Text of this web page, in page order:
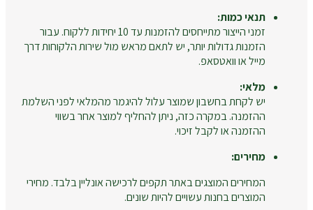
תנאי כמות:
זמני הייצור מתייחסים להזמנות עד 10 יחידות ללקוח. עבור
הזמנות גדולות יותר, יש לתאם מראש מול שירות הלקוחות דרך
מייל או וואטסאפ.
מלאי:
יש לקחת בחשבון שמוצר עלול להיגמר מהמלאי לפני השלמת
ההזמנה. במקרה כזה, ניתן להחליף למוצר אחר בשווי
ההזמנה או לקבל זיכוי.
מחירים:
המחירים המוצגים באתר תקפים לרכישה אונליין בלבד. מחירי
המוצרים בחנות עשויים להיות שונים.